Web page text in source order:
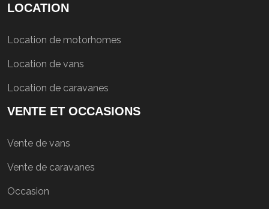
LOCATION
Location de motorhomes
Location de vans
Location de caravanes
VENTE ET OCCASIONS
Vente de vans
Vente de caravanes
Occasion